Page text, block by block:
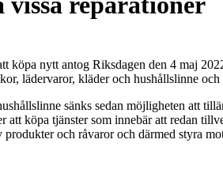
nytt antog Riksdagen den 4 maj
lädervaror, kläder och hushållslinne
sänks sedan möjligheten att
köpa tjänster som innebär att redan
och råvaror och därmed styra